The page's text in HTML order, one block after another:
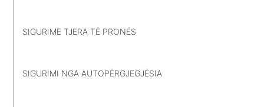
SIGURIME TJERA TË PRONËS
SIGURIMI NGA AUTOPËRGJEGJËSIA